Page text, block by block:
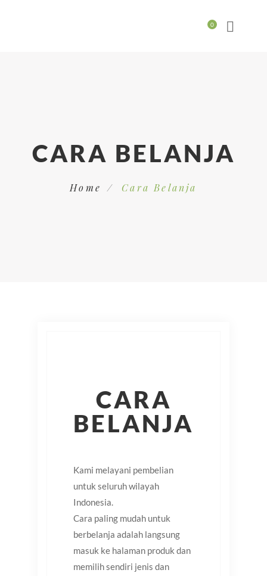
CARA BELANJA
Home Cara Belanja
CARA
BELANJA
Kami melayani pembelian
untuk seluruh wilayah
Indonesia.
Cara paling mudah untuk
berbelanja adalah langsung
masuk ke halaman produk dan
memilih sendiri jenis dan